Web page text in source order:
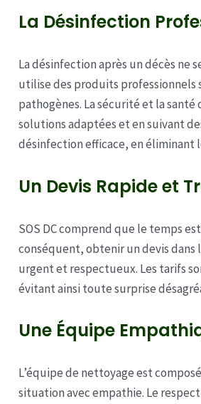
La Désinfection
La désinfection après un décès ne
utilise des produits professionnels
pathogènes. La sécurité et la
solutions adaptées et en suivant
désinfection efficace, en éliminant
Un Devis Rapide et
SOS DC comprend que le temps
conséquent, obtenir un devis dans
urgent et respectueux. Les tarifs
évitant ainsi toute surprise
Une Équipe
L’équipe de nettoyage est
situation avec empathie. Le